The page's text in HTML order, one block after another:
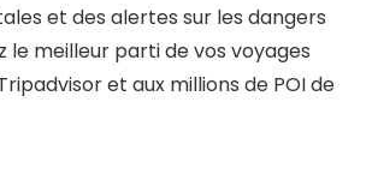
et des alertes sur les dangers
le meilleur parti de vos voyages
et aux millions de POI de